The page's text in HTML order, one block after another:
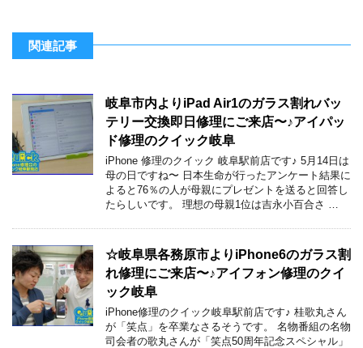
関連記事
岐阜市内よりiPad Air1のガラス割れバッ
テリー交換即日修理にご来店〜♪アイパッ
ド修理のクイック岐阜
iPhone 修理のクイック 岐阜駅前店です♪ 5月14日は
母の日ですね〜 日本生命が行ったアンケート結果に
よると76％の人が母親にプレゼントを送ると回答し
たらしいです。 理想の母親1位は吉永小百合さ …
☆岐阜県各務原市よりiPhone6のガラス割
れ修理にご来店〜♪アイフォン修理のクイ
ック岐阜
iPhone修理のクイック岐阜駅前店です♪ 桂歌丸さん
が「笑点」を卒業なさるそうです。 名物番組の名物
司会者の歌丸さんが「笑点50周年記念スペシャル」